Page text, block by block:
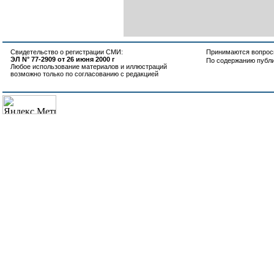
Свидетельство о регистрации СМИ:
ЭЛ N° 77-2909 от 26 июня 2000 г
Любое использование материалов и иллюстраций
возможно только по согласованию с редакцией
Принимаются
По содержанию